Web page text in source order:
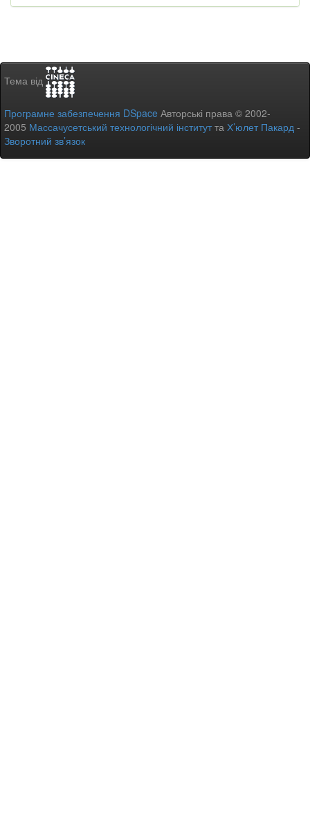
Тема від
Програмне забезпечення DSpace Авторські права © 2002-
2005 Массачусетський технологічний інститутта Х’юлет Пакард -
Зворотний зв’язок